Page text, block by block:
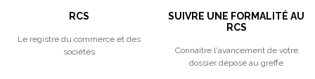
RCS
Le registre du commerce et des
sociétés
SUIVRE UNE FORMALITÉ AU
RCS
Connaitre l'avancement de votre
dossier déposé au greffe